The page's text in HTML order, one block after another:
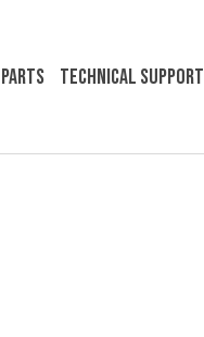
Parts Technical support